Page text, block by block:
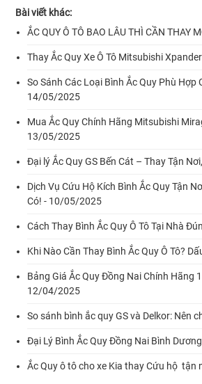
Bài viết khác:
ẮC QUY Ô TÔ BAO LÂU THÌ CẦN THAY
Thay Ắc Quy Xe Ô Tô Mitsubishi
So Sánh Các Loại Bình Ắc Quy Phù
14/05/2025
Mua Ắc Quy Chính Hãng Mitsubishi
13/05/2025
Đại lý Ắc Quy GS Bến Cát – Thay Tận
Dịch Vụ Cứu Hộ Kích Bình Ắc Quy Tận
Có! - 10/05/2025
Cách Thay Bình Ắc Quy Ô Tô Tại Nhà
Khi Nào Cần Thay Bình Ắc Quy Ô Tô?
Bảng Giá Ắc Quy Đồng Nai Chính Hãng
12/04/2025
So sánh bình ắc quy GS và Delkor: Nên
Đại Lý Bình Ắc Quy Đồng Nai Bình
Ắc Quy ô tô cho xe Kia thay Cứu hộ